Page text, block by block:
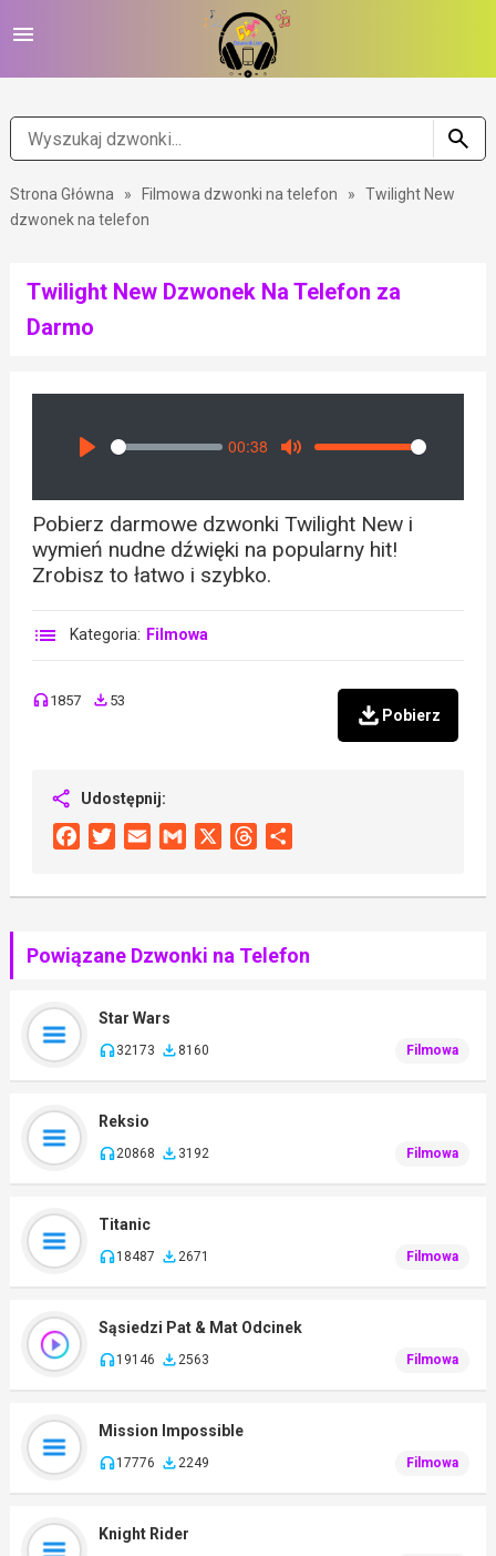
Strona Główna » Filmowa dzwonki na telefon »
Twilight New
dzwonek na telefon
Twilight New Dzwonek Na Telefon za
Darmo
Seek
00:38
Volume
Pobierz darmowe dzwonki Twilight New i
wymień nudne dźwięki na popularny hit!
Zrobisz to łatwo i szybko.
Kategoria: Filmowa
1857 53
Pobierz
Udostępnij:
FacebookTwitterEmail Gmail Threads
Powiązane Dzwonki na Telefon
Star Wars
32173 8160 Filmowa
Reksio
20868 3192 Filmowa
Titanic
18487 2671 Filmowa
Sąsiedzi Pat & Mat Odcinek
19146 2563 Filmowa
Mission Impossible
17776 2249 Filmowa
Knight Rider